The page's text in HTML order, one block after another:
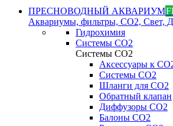
ПРЕСНОВОДНЫЙ АКВАРИУМ
Аквариумы, фильтры, СО2, Свет,
Гидрохимия
Системы СО2
Системы СО2
Аксессуары к
Системы СО2
Шланги для CO2
Обратный клапан
Диффузоры СO2
Балоны CO2